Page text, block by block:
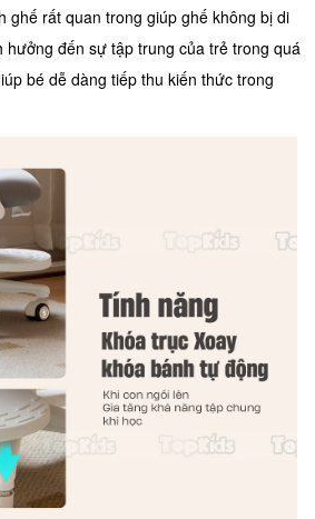
ghế rất quan trong giúp ghế không bị di
hưởng đến sự tập trung của trẻ trong quá
bé dễ dàng tiếp thu kiến thức trong